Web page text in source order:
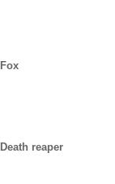
Fox
Death reaper